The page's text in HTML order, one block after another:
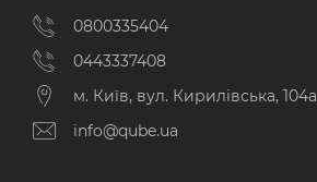
0800335404
0443337408
м. Київ, вул. Кирилівська, 104а
info@qube.ua